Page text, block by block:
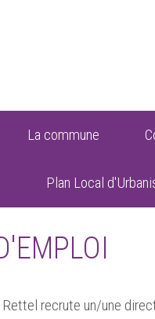
La commune
Plan Local
Rettel recrute un/une